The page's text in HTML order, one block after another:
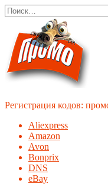
Перейти
к
содержанию
Search
for:
Регистрация кодов:
Aliexpress
Amazon
Avon
Bonprix
DNS
eBay